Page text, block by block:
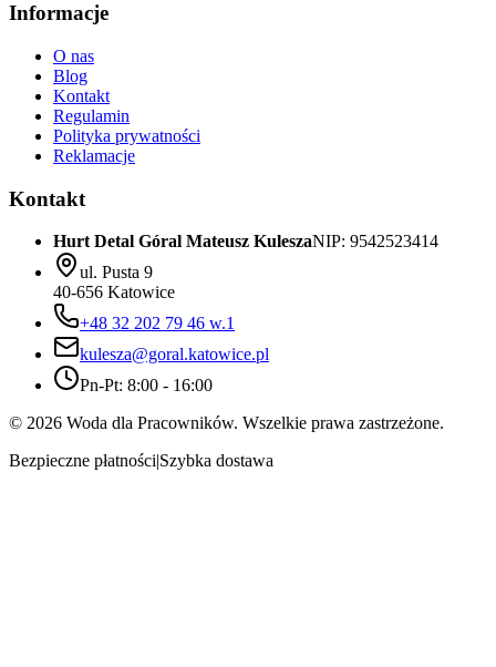
Informacje
O nas
Blog
Kontakt
Regulamin
Polityka prywatności
Reklamacje
Kontakt
Hurt Detal Góral Mateusz KuleszaNIP: 9542523414
ul. Pusta 9
40-656 Katowice
+48 32 202 79 46 w.1
kulesza@goral.katowice.pl
Pn-Pt: 8:00 - 16:00
© 2026 Woda dla Pracowników. Wszelkie prawa zastrzeżone.
Bezpieczne płatności|Szybka dostawa